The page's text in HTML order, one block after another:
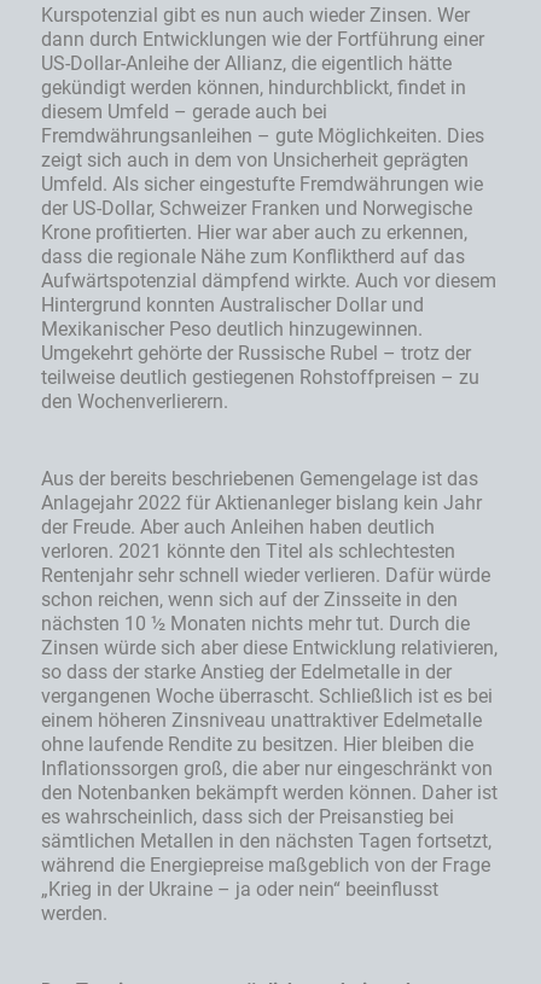
Kurspotenzial gibt es nun auch wieder Zinsen. Wer
dann durch Entwicklungen wie der Fortführung einer
US-Dollar-Anleihe der Allianz, die eigentlich hätte
gekündigt werden können, hindurchblickt, findet in
diesem Umfeld – gerade auch bei
Fremdwährungsanleihen – gute Möglichkeiten. Dies
zeigt sich auch in dem von Unsicherheit geprägten
Umfeld. Als sicher eingestufte Fremdwährungen wie
der US-Dollar, Schweizer Franken und Norwegische
Krone profitierten. Hier war aber auch zu erkennen,
dass die regionale Nähe zum Konfliktherd auf das
Aufwärtspotenzial dämpfend wirkte. Auch vor diesem
Hintergrund konnten Australischer Dollar und
Mexikanischer Peso deutlich hinzugewinnen.
Umgekehrt gehörte der Russische Rubel – trotz der
teilweise deutlich gestiegenen Rohstoffpreisen – zu
den Wochenverlierern.
Aus der bereits beschriebenen Gemengelage ist das
Anlagejahr 2022 für Aktienanleger bislang kein Jahr
der Freude. Aber auch Anleihen haben deutlich
verloren. 2021 könnte den Titel als schlechtesten
Rentenjahr sehr schnell wieder verlieren. Dafür würde
schon reichen, wenn sich auf der Zinsseite in den
nächsten 10 ½ Monaten nichts mehr tut. Durch die
Zinsen würde sich aber diese Entwicklung relativieren,
so dass der starke Anstieg der Edelmetalle in der
vergangenen Woche überrascht. Schließlich ist es bei
einem höheren Zinsniveau unattraktiver Edelmetalle
ohne laufende Rendite zu besitzen. Hier bleiben die
Inflationssorgen groß, die aber nur eingeschränkt von
den Notenbanken bekämpft werden können. Daher ist
es wahrscheinlich, dass sich der Preisanstieg bei
sämtlichen Metallen in den nächsten Tagen fortsetzt,
während die Energiepreise maßgeblich von der Frage
„Krieg in der Ukraine – ja oder nein“ beeinflusst
werden.